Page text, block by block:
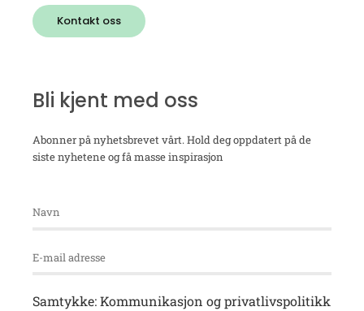
Kontakt oss
Bli kjent med oss
Abonner på nyhetsbrevet vårt. Hold deg oppdatert på de
siste nyhetene og få masse inspirasjon
Samtykke: Kommunikasjon og privatlivspolitikk